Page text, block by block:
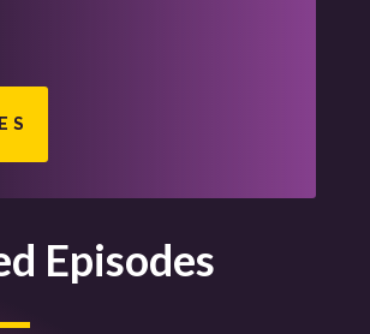
Episodes